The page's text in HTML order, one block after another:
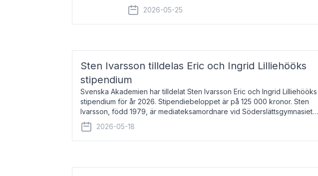
tilldelas Bernadottepriset 2026 för att den under ett kvarts
sekel gjort re
2026-05-25
Sten Ivarsson tilldelas Eric och Ingrid Lilliehööks
stipendium
Svenska Akademien har tilldelat Sten Ivarsson Eric och Ingrid Lilliehööks
stipendium för år 2026. Stipendiebeloppet är på 125 000 kronor. Sten
Ivarsson, född 1979, är mediateksamordnare vid Söderslättsgymnasiet i
Trelleborg. Här har han på
2026-05-18